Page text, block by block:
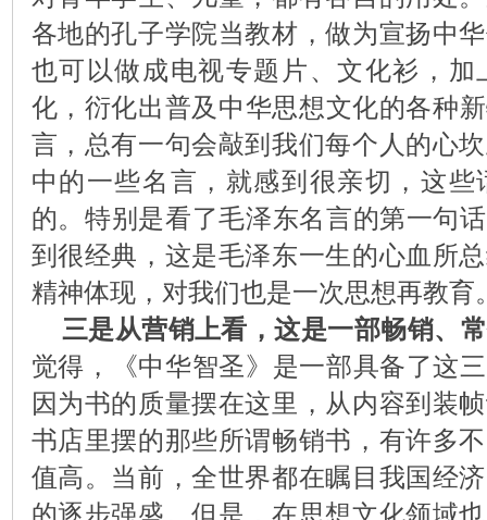
各地的孔子学院当教材，做为宣扬中
也可以做成电视专题片、文化衫，
化，衍化出普及中华思想文化的各种
言，总有一句会敲到我们每个人的心
中的一些名言，就感到很亲切，这
的。特别是看了毛泽东名言的第一句
到很经典，这是毛泽东一生的心血所
精神体现，对我们也是一次思想再教育
三是从营销上看，这是一部畅销、
觉得，《中华智圣》是一部具备了这
因为书的质量摆在这里，从内容到装
书店里摆的那些所谓畅销书，有许多
值高。当前，全世界都在瞩目我国经
的逐步强盛。但是，在思想文化领域